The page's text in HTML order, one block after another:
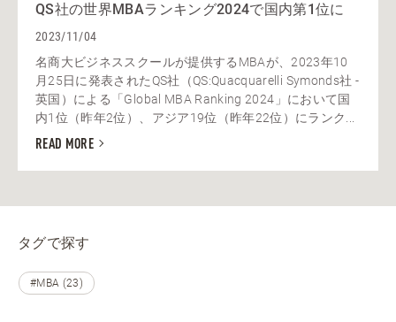
QS社の世界MBAランキング2024で国内第1位に
2023/11/04
名商大ビジネススクールが提供するMBAが、2023年10
月25日に発表されたQS社（QS:Quacquarelli Symonds社 -
英国）による「Global MBA Ranking 2024」において国
内1位（昨年2位）、アジア19位（昨年22位）にランク...
READ MORE
タグで探す
#MBA (23)